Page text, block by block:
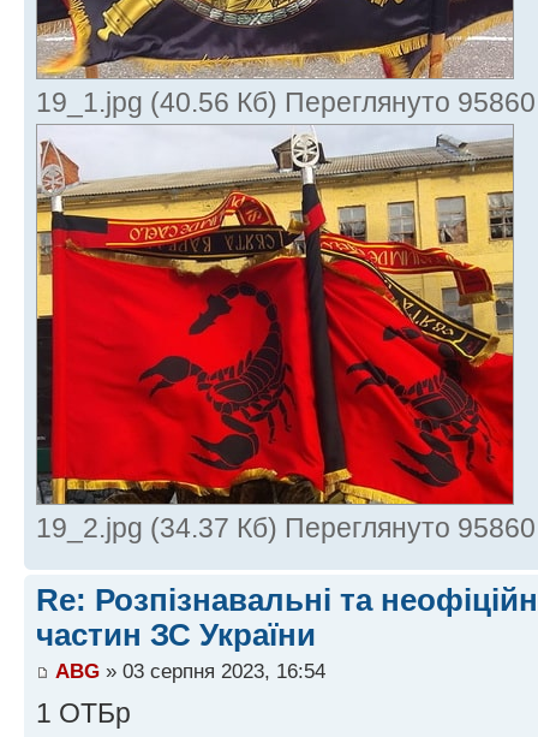
19_1.jpg (40.56 Кб) Переглянуто 95860
19_2.jpg (34.37 Кб) Переглянуто 95860
Re: Розпізнавальні та
частин ЗС України
ABG » 03 серпня 2023, 16:54
1 ОТБр